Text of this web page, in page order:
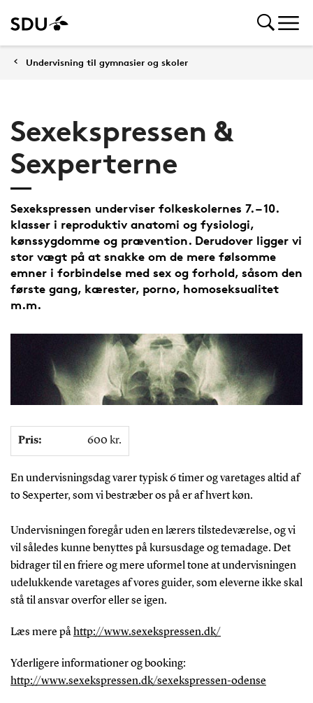
Undervisning til gymnasier og skoler
Sexekspressen &
Sexperterne
Sexekspressen underviser folkeskolernes 7. – 10.
klasser i reproduktiv anatomi og fysiologi,
kønssygdomme og prævention. Derudover ligger vi
stor vægt på at snakke om de mere følsomme
emner i forbindelse med sex og forhold, såsom den
første gang, kærester, porno, homoseksualitet
m.m.
Pris: 600 kr.
En undervisningsdag varer typisk 6 timer og varetages altid af
to Sexperter, som vi bestræber os på er af hvert køn.
Undervisningen foregår uden en lærers tilstedeværelse, og vi
vil således kunne benyttes på kursusdage og temadage. Det
bidrager til en friere og mere uformel tone at undervisningen
udelukkende varetages af vores guider, som eleverne ikke skal
stå til ansvar overfor eller se igen.
Læs mere påhttp://www.sexekspressen.dk/
Yderligere informationer og booking:
http://www.sexekspressen.dk/sexekspressen-odense